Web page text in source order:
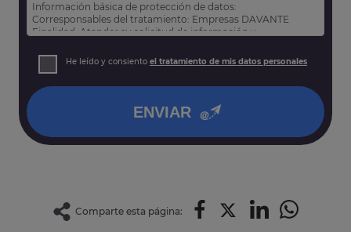
Información básica de protección de datos:
Corresponsables del tratamiento: Empresas DAVANTE
Finalidad: Atender su solicitud de información y
Derechos: Puede acceder, rectificar y suprimir sus datos,
así como otros derechos tal y como se explica en nuestra
He leído y consiento el tratamiento de mis datos personales
ENVIAR
Comparte esta página: